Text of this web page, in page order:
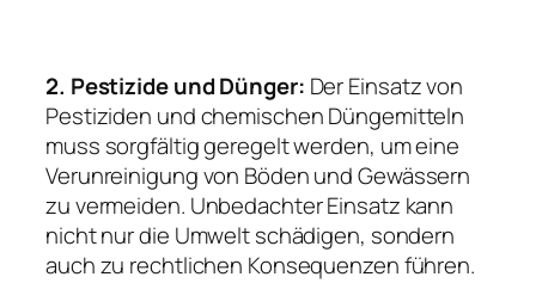
2. Pestizide und Dünger: Der Einsatz von
Pestiziden und chemischen Düngemitteln
muss sorgfältig geregelt werden, um eine
Verunreinigung von Böden und Gewässern
zu vermeiden. Unbedachter Einsatz kann
nicht nur die Umwelt schädigen, sondern
auch zu rechtlichen Konsequenzen führen.